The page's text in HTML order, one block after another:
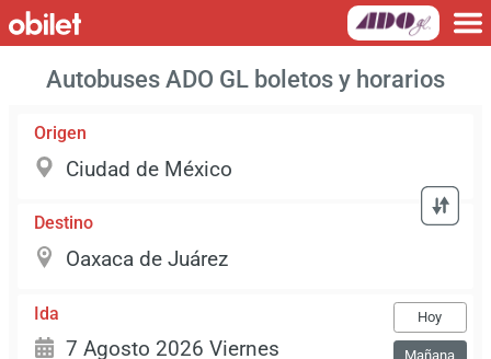
Autobuses ADO GL boletos y horarios
Origen
Destino
Ida Hoy
Mañana